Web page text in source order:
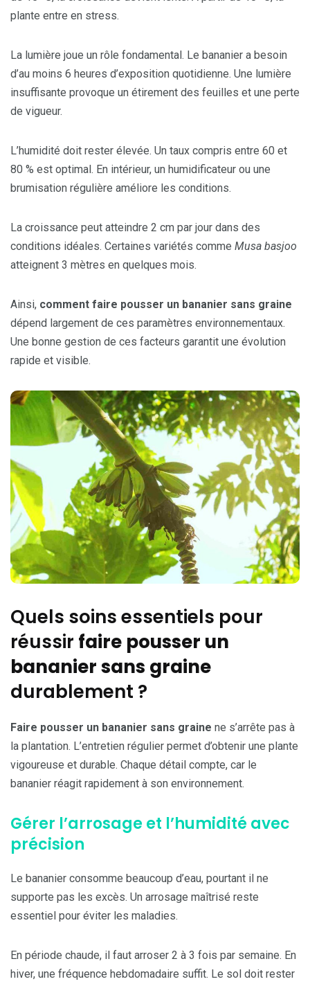
plante entre en stress.
La lumière joue un rôle fondamental. Le bananier a besoin
d’au moins 6 heures d’exposition quotidienne. Une lumière
insuffisante provoque un étirement des feuilles et une perte
de vigueur.
L’humidité doit rester élevée. Un taux compris entre 60 et
80 % est optimal. En intérieur, un humidificateur ou une
brumisation régulière améliore les conditions.
La croissance peut atteindre 2 cm par jour dans des
conditions idéales. Certaines variétés comme Musa basjoo
atteignent 3 mètres en quelques mois.
Ainsi, comment faire pousser un bananier sans graine
dépend largement de ces paramètres environnementaux.
Une bonne gestion de ces facteurs garantit une évolution
rapide et visible.
Quels soins essentiels pour
réussir faire pousser un
bananier sans graine
durablement ?
Faire pousser un bananier sans graine ne s’arrête pas à
la plantation. L’entretien régulier permet d’obtenir une plante
vigoureuse et durable. Chaque détail compte, car le
bananier réagit rapidement à son environnement.
Gérer l’arrosage et l’humidité avec
précision
Le bananier consomme beaucoup d’eau, pourtant il ne
supporte pas les excès. Un arrosage maîtrisé reste
essentiel pour éviter les maladies.
En période chaude, il faut arroser 2 à 3 fois par semaine. En
hiver, une fréquence hebdomadaire suffit. Le sol doit rester